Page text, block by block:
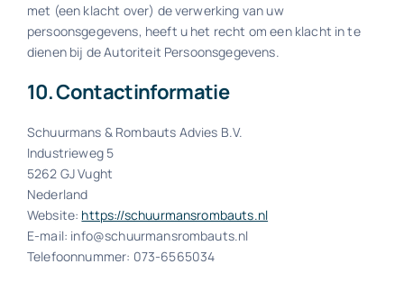
met (een klacht over) de verwerking van uw
persoonsgegevens, heeft u het recht om een klacht in te
dienen bij de Autoriteit Persoonsgegevens.
10. Contactinformatie
Schuurmans & Rombauts Advies B.V.
Industrieweg 5
5262 GJ Vught
Nederland
Website: https://schuurmansrombauts.nl
E-mail: info@schuurmansrombauts.nl
Telefoonnummer: 073-6565034